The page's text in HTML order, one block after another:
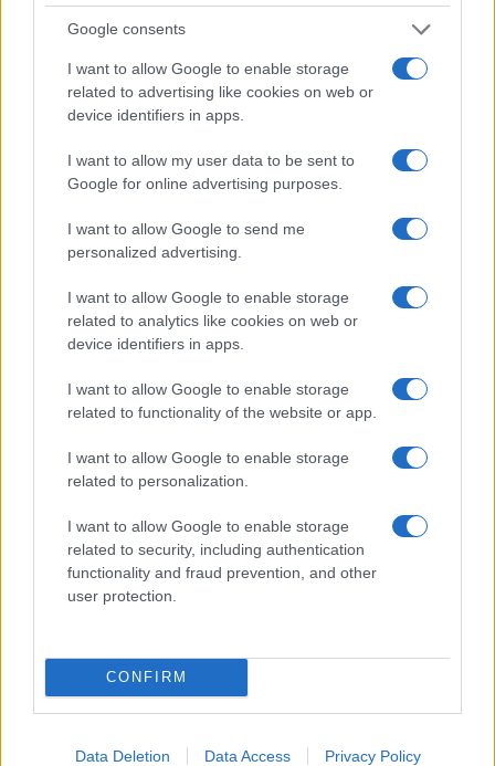
Google consents
I want to allow Google to enable storage
related to advertising like cookies on web or
device identifiers in apps.
I want to allow my user data to be sent to
Google for online advertising purposes.
I want to allow Google to send me
personalized advertising.
I want to allow Google to enable storage
related to analytics like cookies on web or
device identifiers in apps.
I want to allow Google to enable storage
related to functionality of the website or app.
I want to allow Google to enable storage
related to personalization.
I want to allow Google to enable storage
related to security, including authentication
functionality and fraud prevention, and other
user protection.
CONFIRM
Data Deletion Data Access Privacy Policy
Sri Lanka: itinerari tra spiritualità, architettura e
spiagge paradisiache
Matteo Pellegrino · 8 Ago 2026
LIFESTYLE
Copenhagen Fashion Week SS27: le novità che stanno
Cristian Castiglioni · 8 Ago 2026